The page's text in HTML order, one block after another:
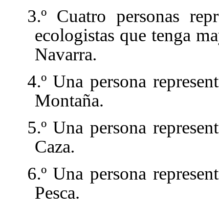
3.º Cuatro personas
ecologistas que tenga
Navarra.
4.º Una persona
Montaña.
5.º Una persona
Caza.
6.º Una persona
Pesca.